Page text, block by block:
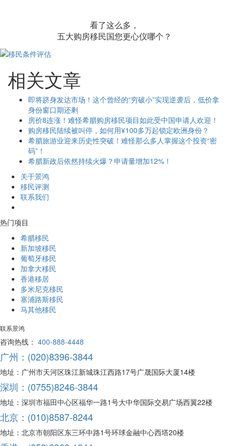
看了这么多，
五大购房移民国您更心仪哪个？
相关文章
即将跻身发达市场！这个曾经的“穷破小”实现逆袭后，低价拿
身份窗口期还剩
房价8连涨！难怪希腊购房移民项目如此受中国申请人欢迎！
购房移民陆续被叫停，如何用¥100多万起锁定欧洲身份？
希腊旅游业迎来历史性突破！难怪那么多人掌握这个投资“密
码”！
希腊新政后依然持续火爆？申请量增加12%！
关于景鸿
移民评测
联系我们
热门项目
希腊移民
新加坡移民
葡萄牙移民
加拿大移民
香港移居
多米尼克移民
塞浦路斯移民
马其他移民
联系景鸿
咨询热线： 400-888-4448
广州：(020)8396-3844
地址：广州市天河区珠江新城珠江西路17号广晟国际大厦14楼
深圳：(0755)8246-3844
地址：深圳市福田中心区福华一路1号大中华国际交易广场西翼22楼
北京：(010)8587-8244
地址：北京市朝阳区东三环中路1号环球金融中心西塔20楼